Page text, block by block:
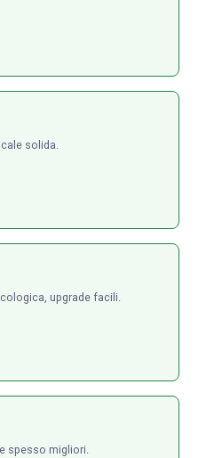
solida.
upgrade facili.
spesso migliori.